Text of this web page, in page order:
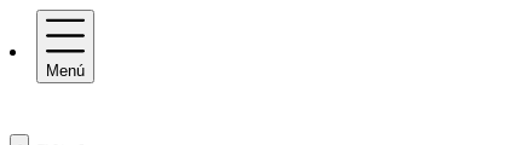
Menú